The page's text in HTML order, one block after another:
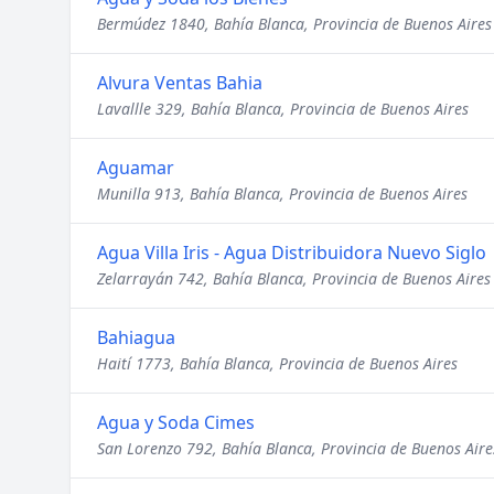
Bermúdez 1840, Bahía Blanca, Provincia de Buenos Aires
Alvura Ventas Bahia
Lavallle 329, Bahía Blanca, Provincia de Buenos Aires
Aguamar
Munilla 913, Bahía Blanca, Provincia de Buenos Aires
Agua Villa Iris - Agua Distribuidora Nuevo Siglo
Zelarrayán 742, Bahía Blanca, Provincia de Buenos Aires
Bahiagua
Haití 1773, Bahía Blanca, Provincia de Buenos Aires
Agua y Soda Cimes
San Lorenzo 792, Bahía Blanca, Provincia de Buenos